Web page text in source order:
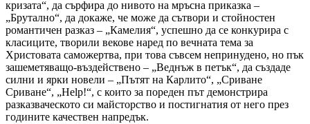
кризата“, да сърфира до нивото на мръсна приказка –
„Брутално“, да докаже, че може да сътвори и стойностен
романтичен разказ – „Камелия“, успешно да се конкурира с
класиците, творили векове наред по вечната тема за
Христовата саможертва, при това съвсем непринудено, но пък
зашеметяващо-въздействено – „Веднъж в петък“, да създаде
силни и ярки новели – „Пътят на Карлито“, „Сриване
Сриване“, „Help!“, с които за пореден път демонстрира
разказваческото си майсторство и постигнатия от него през
годините качествен напредък.